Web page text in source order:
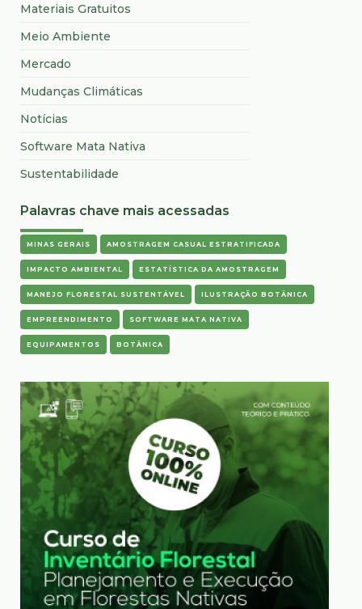
Materiais Gratuitos
Meio Ambiente
Mercado
Mudanças Climáticas
Notícias
Software Mata Nativa
Sustentabilidade
Palavras chave mais acessadas
MINAS GERAIS AMOSTRAGEM CASUAL ESTRATIFICADA
IMPACTO AMBIENTAL ESTATÍSTICA DA AMOSTRAGEM
MANEJO FLORESTAL SUSTENTÁVEL ILUSTRAÇÃO BOTÂNICA
EMPREENDIMENTO SOFTWARE MATA NATIVA
EQUIPAMENTOS BOTÂNICA